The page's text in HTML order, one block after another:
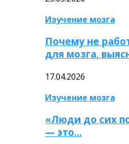
Изучение мозга
Почему не
для мозга,
17.04.2026
Изучение мозга
«Люди до сих
— это…